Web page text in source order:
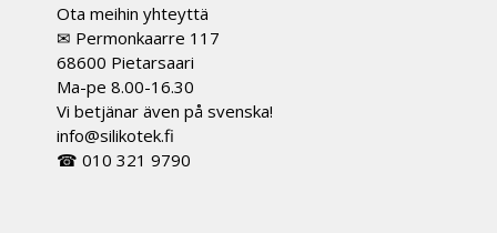
Ota meihin yhteyttä
✉ Permonkaarre 117
68600 Pietarsaari
Ma-pe 8.00-16.30
Vi betjänar även på svenska!
info@silikotek.fi
☎ 010 321 9790